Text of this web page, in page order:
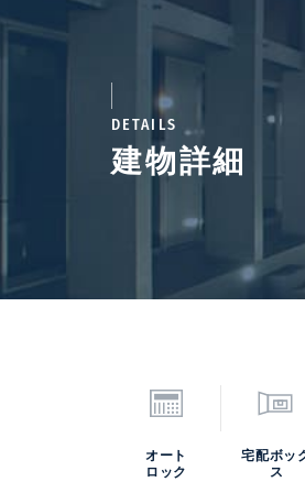
DETAILS
建物詳細
オート
ロック
宅配ボッ
ス